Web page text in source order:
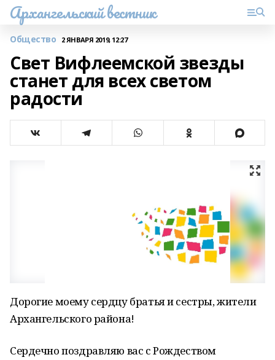
Архангельский вестник
Общество 2 ЯНВАРЯ 2019, 12:27
Свет Вифлеемской звезды
станет для всех светом
радости
Дорогие моему сердцу братья и сестры, жители
Архангельского района!
Сердечно поздравляю вас с Рождеством